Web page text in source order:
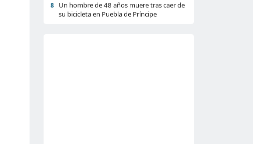
8
Un hombre de 48 años muere tras caer de
su bicicleta en Puebla de Príncipe